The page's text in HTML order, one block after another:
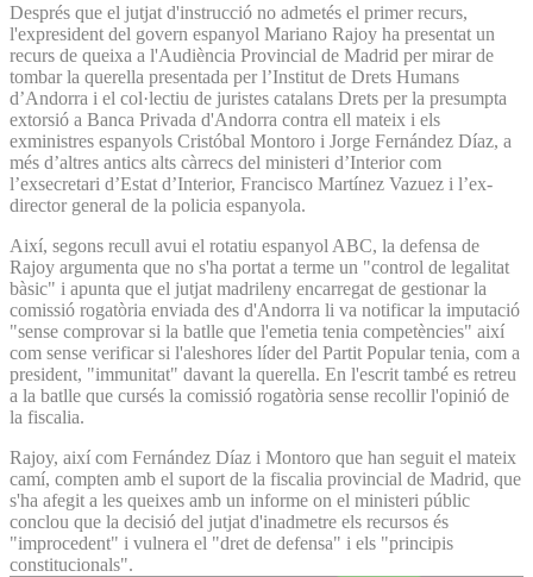
Després que el jutjat d'instrucció no admetés el primer recurs,
l'expresident del govern espanyol Mariano Rajoy ha presentat un
recurs de queixa a l'Audiència Provincial de Madrid per mirar de
tombar la querella presentada per l’Institut de Drets Humans
d’Andorra i el col·lectiu de juristes catalans Drets per la presumpta
extorsió a Banca Privada d'Andorra contra ell mateix i els
exministres espanyols Cristóbal Montoro i Jorge Fernández Díaz, a
més d’altres antics alts càrrecs del ministeri d’Interior com
l’exsecretari d’Estat d’Interior, Francisco Martínez Vazuez i l’ex-
director general de la policia espanyola.
Així, segons recull avui el rotatiu espanyol ABC, la defensa de
Rajoy argumenta que no s'ha portat a terme un "control de legalitat
bàsic" i apunta que el jutjat madrileny encarregat de gestionar la
comissió rogatòria enviada des d'Andorra li va notificar la imputació
"sense comprovar si la batlle que l'emetia tenia competències" així
com sense verificar si l'aleshores líder del Partit Popular tenia, com a
president, "immunitat" davant la querella. En l'escrit també es retreu
a la batlle que cursés la comissió rogatòria sense recollir l'opinió de
la fiscalia.
Rajoy, així com Fernández Díaz i Montoro que han seguit el mateix
camí, compten amb el suport de la fiscalia provincial de Madrid, que
s'ha afegit a les queixes amb un informe on el ministeri públic
conclou que la decisió del jutjat d'inadmetre els recursos és
"improcedent" i vulnera el "dret de defensa" i els "principis
constitucionals".